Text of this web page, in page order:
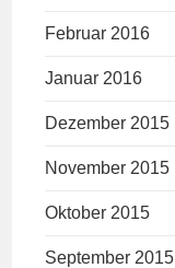
Februar 2016
Januar 2016
Dezember 2015
November 2015
Oktober 2015
September 2015